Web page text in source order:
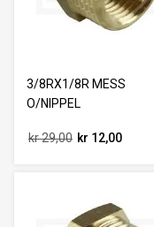
3/8RX1/8R MESS
O/NIPPEL
kr 29,00 kr 12,00